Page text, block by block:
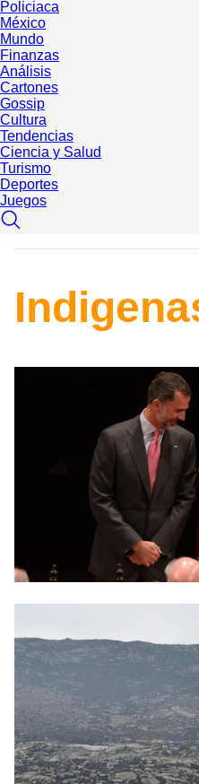
Policiaca
México
Mundo
Finanzas
Análisis
Cartones
Gossip
Cultura
Tendencias
Ciencia y Salud
Turismo
Deportes
Juegos